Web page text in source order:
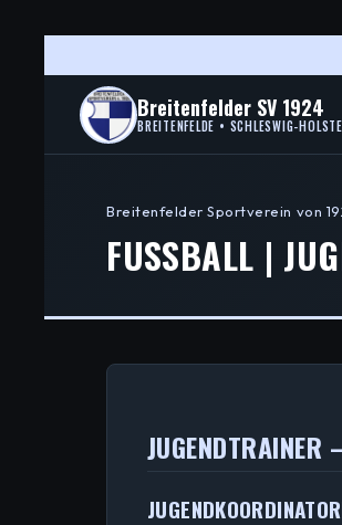
Breitenfelder SV 1924
BREITENFELDE • SCHLESWIG-
Breitenfelder Sportverein von
FUSSBALL |